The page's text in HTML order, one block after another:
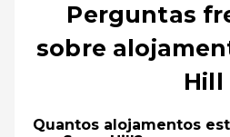
Perguntas
sobre
Hill
Quantos alojamentos